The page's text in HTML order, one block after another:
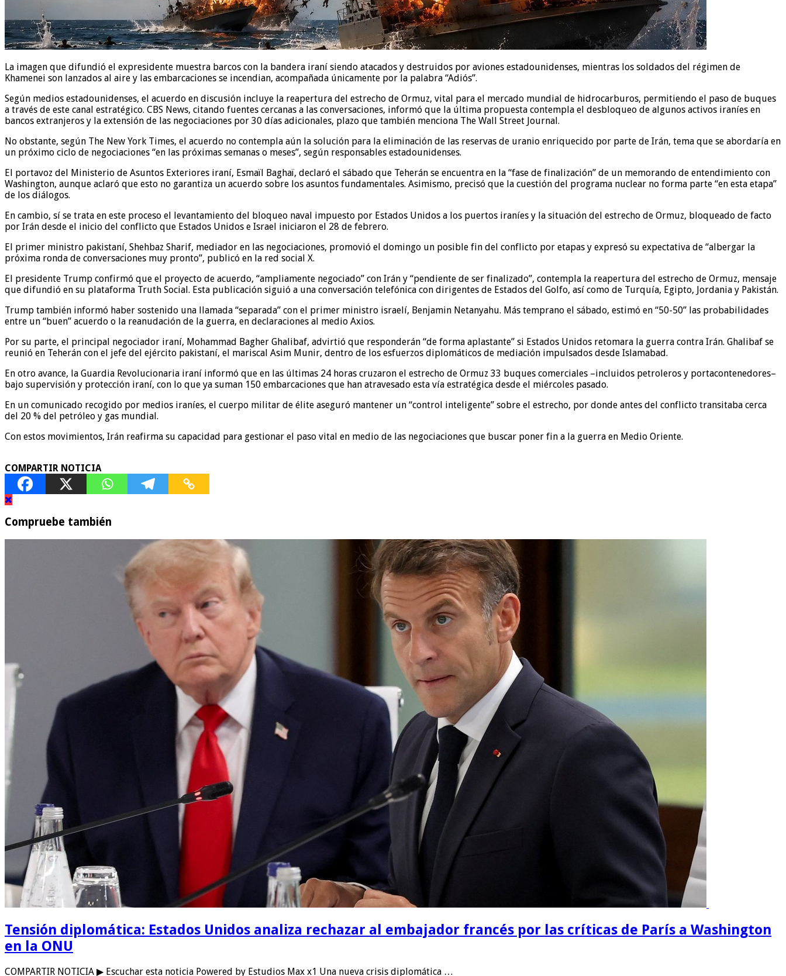
La imagen que difundió el expresidente muestra barcos con la bandera iraní siendo atacados y destruidos por aviones estadounidenses, mientras los soldados del régimen de
Khamenei son lanzados al aire y las embarcaciones se incendian, acompañada únicamente por la palabra “Adiós”.
Según medios estadounidenses, el acuerdo en discusión incluye la reapertura del estrecho de Ormuz, vital para el mercado mundial de hidrocarburos, permitiendo el paso de buques
a través de este canal estratégico. CBS News, citando fuentes cercanas a las conversaciones, informó que la última propuesta contempla el desbloqueo de algunos activos iraníes en
bancos extranjeros y la extensión de las negociaciones por 30 días adicionales, plazo que también menciona The Wall Street Journal.
No obstante, según The New York Times, el acuerdo no contempla aún la solución para la eliminación de las reservas de uranio enriquecido por parte de Irán, tema que se abordaría en
un próximo ciclo de negociaciones “en las próximas semanas o meses”, según responsables estadounidenses.
El portavoz del Ministerio de Asuntos Exteriores iraní, Esmaïl Baghaï, declaró el sábado que Teherán se encuentra en la “fase de finalización” de un memorando de entendimiento con
Washington, aunque aclaró que esto no garantiza un acuerdo sobre los asuntos fundamentales. Asimismo, precisó que la cuestión del programa nuclear no forma parte “en esta etapa”
de los diálogos.
En cambio, sí se trata en este proceso el levantamiento del bloqueo naval impuesto por Estados Unidos a los puertos iraníes y la situación del estrecho de Ormuz, bloqueado de facto
por Irán desde el inicio del conflicto que Estados Unidos e Israel iniciaron el 28 de febrero.
El primer ministro pakistaní, Shehbaz Sharif, mediador en las negociaciones, promovió el domingo un posible fin del conflicto por etapas y expresó su expectativa de “albergar la
próxima ronda de conversaciones muy pronto”, publicó en la red social X.
El presidente Trump confirmó que el proyecto de acuerdo, “ampliamente negociado” con Irán y “pendiente de ser finalizado”, contempla la reapertura del estrecho de Ormuz, mensaje
que difundió en su plataforma Truth Social. Esta publicación siguió a una conversación telefónica con dirigentes de Estados del Golfo, así como de Turquía, Egipto, Jordania y Pakistán.
Trump también informó haber sostenido una llamada “separada” con el primer ministro israelí, Benjamin Netanyahu. Más temprano el sábado, estimó en “50-50” las probabilidades
entre un “buen” acuerdo o la reanudación de la guerra, en declaraciones al medio Axios.
Por su parte, el principal negociador iraní, Mohammad Bagher Ghalibaf, advirtió que responderán “de forma aplastante” si Estados Unidos retomara la guerra contra Irán. Ghalibaf se
reunió en Teherán con el jefe del ejército pakistaní, el mariscal Asim Munir, dentro de los esfuerzos diplomáticos de mediación impulsados desde Islamabad.
En otro avance, la Guardia Revolucionaria iraní informó que en las últimas 24 horas cruzaron el estrecho de Ormuz 33 buques comerciales –incluidos petroleros y portacontenedores–
bajo supervisión y protección iraní, con lo que ya suman 150 embarcaciones que han atravesado esta vía estratégica desde el miércoles pasado.
En un comunicado recogido por medios iraníes, el cuerpo militar de élite aseguró mantener un “control inteligente” sobre el estrecho, por donde antes del conflicto transitaba cerca
del 20 % del petróleo y gas mundial.
Con estos movimientos, Irán reafirma su capacidad para gestionar el paso vital en medio de las negociaciones que buscar poner fin a la guerra en Medio Oriente.
COMPARTIR NOTICIA
Compruebe también
Tensión diplomática: Estados Unidos analiza rechazar al embajador francés por las críticas de París a Washington
en la ONU
COMPARTIR NOTICIA ▶ Escuchar esta noticia Powered by Estudios Max x1 Una nueva crisis diplomática …